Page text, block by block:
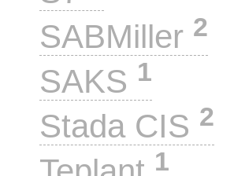
SABMiller 2
SAKS 1
Stada CIS 2
1